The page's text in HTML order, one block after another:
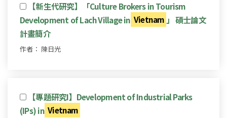
【新生代研究】「Culture Brokers in Tourism
Development of Lach Village in Vietnam 」 碩士論文
計畫簡介
作者： 陳日光
【專題研究I】Development of Industrial Parks
(IPs) in Vietnam